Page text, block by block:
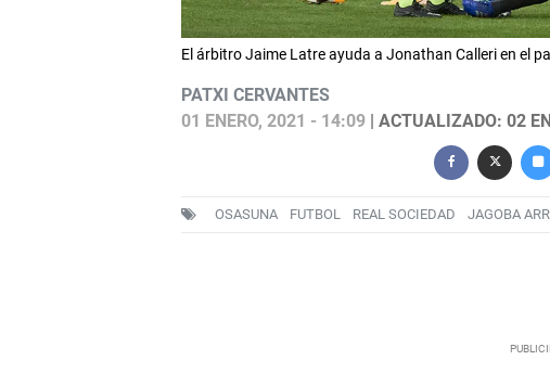
El árbitro Jaime Latre ayuda a Jonathan Calleri en el
PATXI CERVANTES
01 ENERO, 2021 - 14:09| ACTUALIZADO: 02
OSASUNA FUTBOL REAL SOCIEDAD JAGOBA